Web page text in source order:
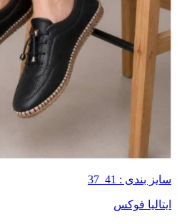
سایز بندی : 41_37
ایتالیا فوکس